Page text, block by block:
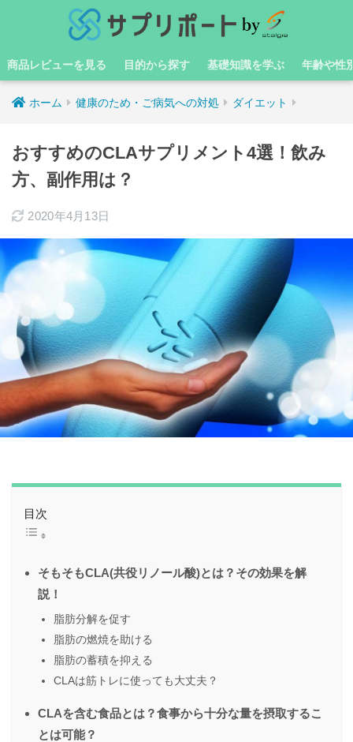
商品レビューを見る 目的から探す 基礎知識を学ぶ 年齢や性
ホーム 健康のため・ご病気への対処 ダイエット
おすすめのCLAサプリメント4選！飲み
方、副作用は？
2020年4月13日
目次
そもそもCLA(共役リノール酸)とは？その効果を解
説！
脂肪分解を促す
脂肪の燃焼を助ける
脂肪の蓄積を抑える
CLAは筋トレに使っても大丈夫？
CLAを含む食品とは？食事から十分な量を摂取するこ
とは可能？